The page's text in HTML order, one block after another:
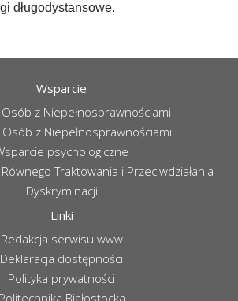
długodystansowe.
Wsparcie
z Niepełnosprawnościami
z Niepełnosprawnościami
psychologiczne
Traktowania i Przeciwdziałania
Dyskryminacji
Linki
Redakcja serwisu www
Deklaracja dostępności
Polityka prywatności
Politechnika Białostocka